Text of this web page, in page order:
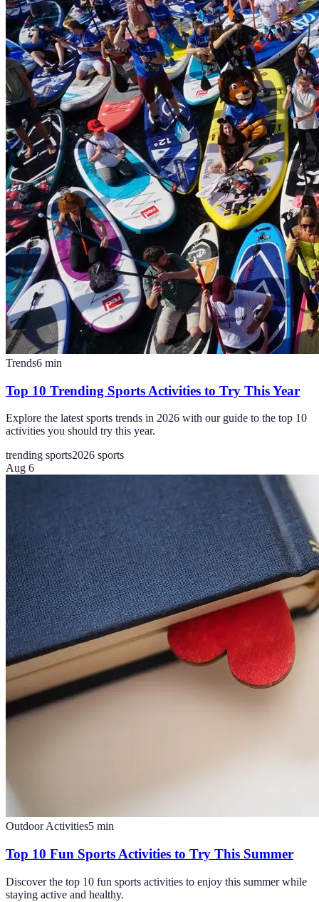
Trends6 min
Top 10 Trending Sports Activities to Try This Year
Explore the latest sports trends in 2026 with our guide to the top 10
activities you should try this year.
trending sports2026 sports
Aug 6
Outdoor Activities5 min
Top 10 Fun Sports Activities to Try This Summer
Discover the top 10 fun sports activities to enjoy this summer while
staying active and healthy.